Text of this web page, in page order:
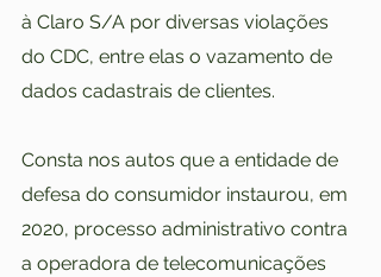
à Claro S/A por diversas violações
do CDC, entre elas o vazamento de
dados cadastrais de clientes.
Consta nos autos que a entidade de
defesa do consumidor instaurou, em
2020, processo administrativo contra
a operadora de telecomunicações